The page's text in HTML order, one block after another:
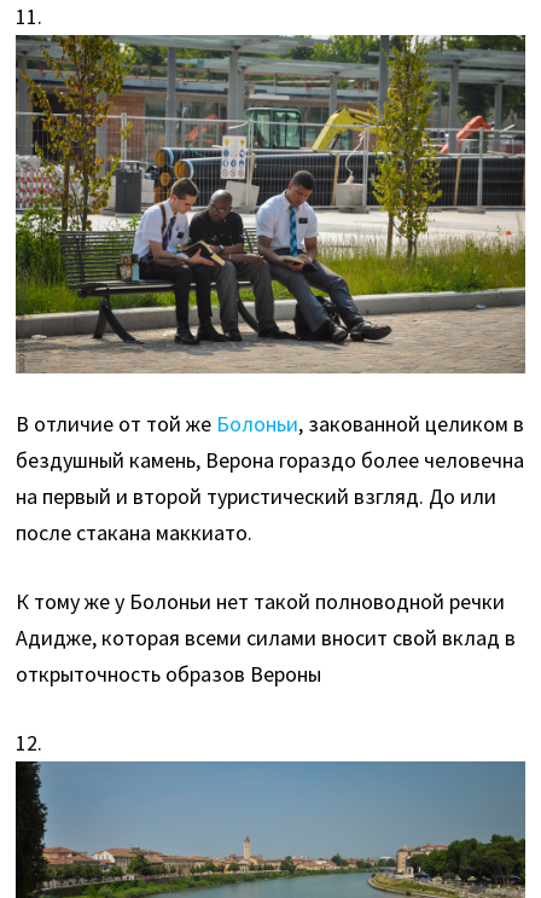
11.
В отличие от той же Болоньи, закованной целиком в
бездушный камень, Верона гораздо более человечна
на первый и второй туристический взгляд. До или
после стакана маккиато.
К тому же у Болоньи нет такой полноводной речки
Адидже, которая всеми силами вносит свой вклад в
открыточность образов Вероны
12.